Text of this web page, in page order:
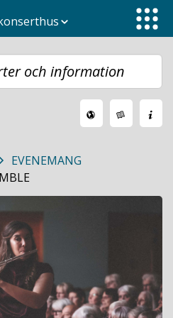
Toggle
navigation
EVENEMANG